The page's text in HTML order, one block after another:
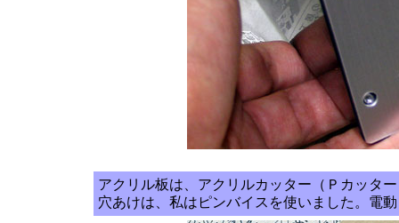
アクリル板は、アクリルカッター（Ｐカッタ
穴あけは、私はピンバイスを使いました。電